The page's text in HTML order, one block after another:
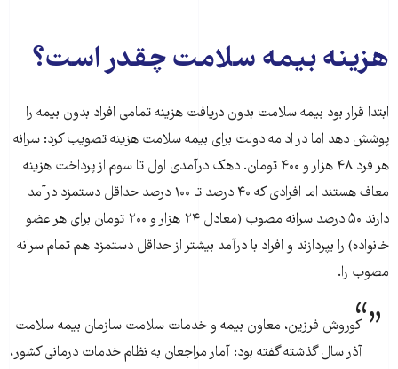
هزینه بیمه سلامت چقدر است؟
ابتدا قرار بود بیمه سلامت بدون دریافت هزینه تمامی افراد بدون بیمه را
پوشش دهد اما در ادامه دولت برای بیمه سلامت هزینه تصویب کرد: سرانه
هر فرد ۴۸ هزار و ۴۰۰ تومان. دهک درآمدی اول تا سوم از پرداخت هزینه
معاف هستند اما افرادی که ۴۰ درصد تا ۱۰۰ درصد حداقل دستمزد درآمد
دارند ۵۰ درصد سرانه مصوب (معادل ۲۴ هزار و ۲۰۰ تومان برای هر عضو
خانواده) را بپردازند و افراد با درآمد بیشتر از حداقل دستمزد هم تمام سرانه
مصوب را.
کوروش فرزین، معاون بیمه و خدمات سلامت سازمان بیمه سلامت
آذر سال گذشته گفته بود: آمار مراجعان به نظام خدمات درمانی کشور،